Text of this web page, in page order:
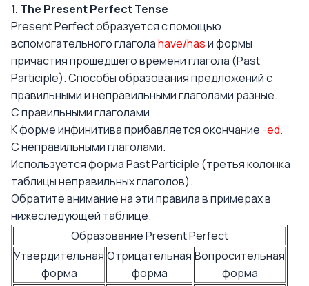
1. The Present Perfect Tense
Present Perfect образуется с помощью
вспомогательного глаголаhave/hasи формы
причастия прошедшего времени глагола (Past
Participle). Способы образования предложений с
правильными и неправильными глаголами разные.
С правильными глаголами
К форме инфинитива прибавляется окончание -ed.
С неправильными глаголами.
Используется форма Past Participle (третья колонка
таблицы неправильных глаголов).
Обратите внимание на эти правила в примерах в
нижеследующей таблице.
Образование Present Perfect
Утвердительная
форма
Отрицательная
форма
Вопросительная
форма